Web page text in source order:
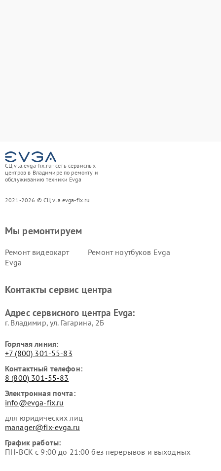
СЦ vla.evga-fix.ru - сеть сервисных
центров в Владимире по ремонту и
обслуживанию техники Evga
2021-2026 © СЦ vla.evga-fix.ru
Мы ремонтируем
Ремонт видеокарт
Evga
Ремонт ноутбуков Evga
Контакты сервис центра
Адрес сервисного центра Evga:
г. Владимир, ул. Гагарина, 2Б
Горячая линия:
+7 (800) 301-55-83
Контактный телефон:
8 (800) 301-55-83
Электронная почта:
info@evga-fix.ru
для юридических лиц
manager@fix-evga.ru
График работы:
ПН-ВСК с 9:00 до 21:00 без перерывов и выходных